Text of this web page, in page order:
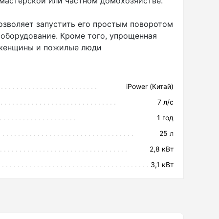
запустить его простым поворотом
Кроме того, упрощенная
женщины и пожилые люди
времени, до 14 часов при
автоматикой
На нем также можно увидеть
уровне масла в картере.
и температуры, что важно для
iPower (Китай)
7 л/с
1 год
25 л
2,8 кВт
3,1 кВт